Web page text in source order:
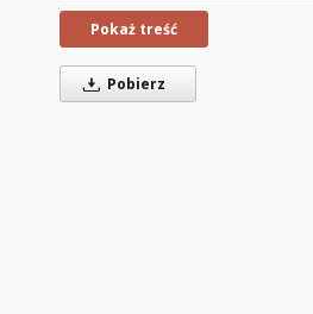
Pokaż treść
Pobierz